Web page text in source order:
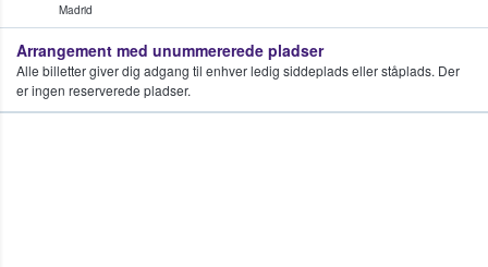
Madrid
Arrangement med unummererede pladser
Alle billetter giver dig adgang til enhver ledig siddeplads eller ståplads. Der
er ingen reserverede pladser.